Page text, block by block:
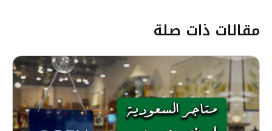
مقالات ذات صلة